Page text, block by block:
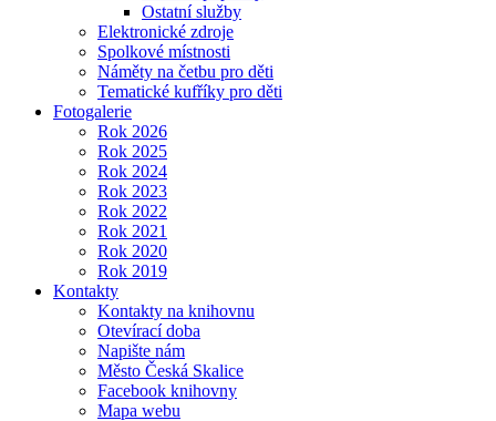
Ostatní služby
Elektronické zdroje
Spolkové místnosti
Náměty na četbu pro děti
Tematické kufříky pro děti
Fotogalerie
Rok 2026
Rok 2025
Rok 2024
Rok 2023
Rok 2022
Rok 2021
Rok 2020
Rok 2019
Kontakty
Kontakty na knihovnu
Otevírací doba
Napište nám
Město Česká Skalice
Facebook knihovny
Mapa webu